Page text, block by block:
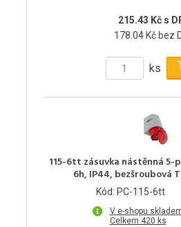
215.43 Kč s
178.04 Kč bez
ks
115-6tt zásuvka nástěnná 5-
6h, IP44, bezšroubová
Kód: PC-115-6tt
V e-shopu
Celkem 420 ks